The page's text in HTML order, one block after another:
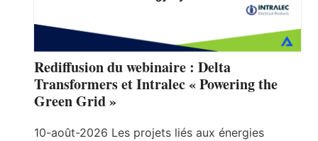
Rediffusion du webinaire : Delta
Transformers et Intralec « Powering the
Green Grid »
10-août-2026 Les projets liés aux énergies